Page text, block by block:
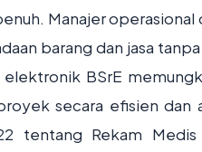
Manajer operasional
barang dan jasa
BSrE
secara efisien dan
tentang Rekam Medis